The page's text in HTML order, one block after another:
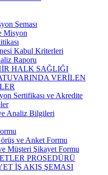
Şeması
Misyon
Kabul Kriterleri
Raporu
HALK SAĞLIĞI
VERİLEN
Sertifikası ve Akredite
Analiz Bilgileri
ve Anket Formu
Müşteri Şikayet Formu
PROSEDÜRÜ
İŞ AKIŞ ŞEMASI